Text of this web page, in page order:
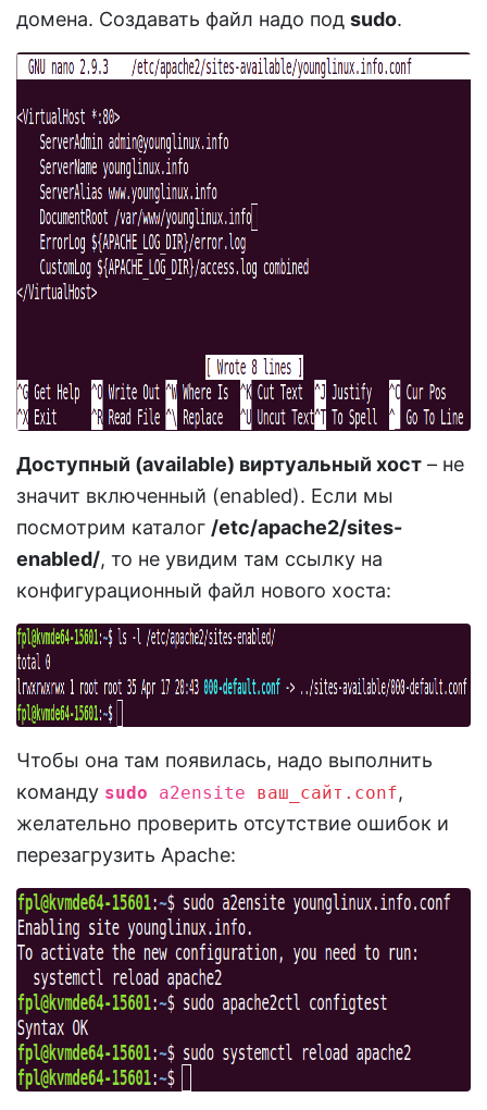
домена. Создавать файл надо под sudo.
Доступный (available) виртуальный хост – не
значит включенный (enabled). Если мы
посмотрим каталог /etc/apache2/sites-
enabled/, то не увидим там ссылку на
конфигурационный файл нового хоста:
Чтобы она там появилась, надо выполнить
команду sudo a2ensite ваш_сайт.conf,
желательно проверить отсутствие ошибок и
перезагрузить Apache: